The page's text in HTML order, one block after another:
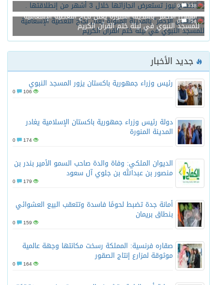
738
0
754
0
“الهلال الأحمر” بالمدينة المنورة يعلن نجاح التغطية الإسعافية
للمسجد النبوي في ليلة ختم القرآن الكريم
جديد الأخبار
رئيس وزراء جمهورية باكستان يزور المسجد النبوي
106
دولة رئيس وزراء جمهورية باكستان الإسلامية يغادر
المدينة المنورة
174
الديوان الملكي: وفاة والدة صاحب السمو الأمير بندر بن
منصور بن عبدالله بن جلوي آل سعود
179
أمانة جدة تضبط لحومًا فاسدة وتتعقب البيع العشوائي
بنطاق بريمان
159
صقاره فرنسية: المملكة رسخت مكانتها وجهة عالمية
موثوقة لمزارع إنتاج الصقور
164